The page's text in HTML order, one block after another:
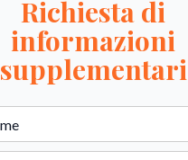
Richiesta di
informazioni
supplementari